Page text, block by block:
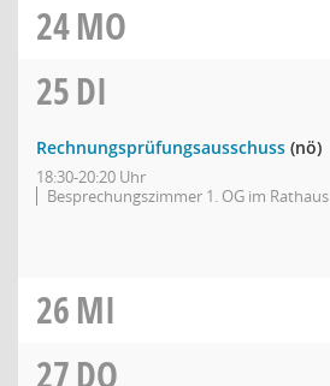
24MO
25DI
Rechnungsprüfungsausschuss (nö)
18:30-20:20 Uhr
Besprechungszimmer 1. OG im Rathaus
26MI
27DO